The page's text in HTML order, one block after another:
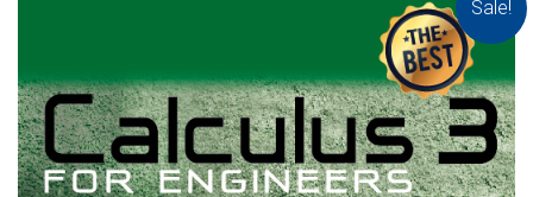
Sale!